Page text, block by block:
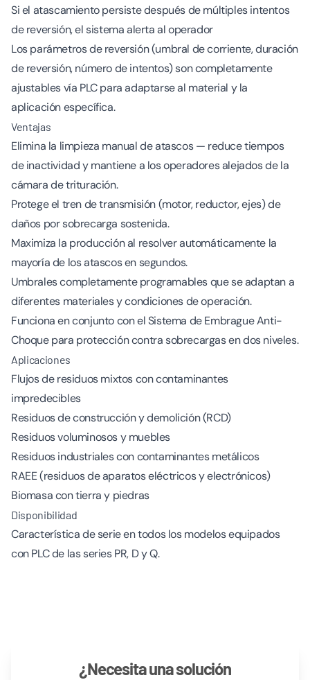
Si el atascamiento persiste después de múltiples intentos
de reversión, el sistema alerta al operador
Los parámetros de reversión (umbral de corriente, duración
de reversión, número de intentos) son completamente
ajustables vía PLC para adaptarse al material y la
aplicación específica.
Ventajas
Elimina la limpieza manual de atascos — reduce tiempos
de inactividad y mantiene a los operadores alejados de la
cámara de trituración.
Protege el tren de transmisión (motor, reductor, ejes) de
daños por sobrecarga sostenida.
Maximiza la producción al resolver automáticamente la
mayoría de los atascos en segundos.
Umbrales completamente programables que se adaptan a
diferentes materiales y condiciones de operación.
Funciona en conjunto con elSistema de Embrague Anti-
Choquepara protección contra sobrecargas en dos niveles.
Aplicaciones
Flujos de residuos mixtos con contaminantes
impredecibles
Residuos de construcción y demolición (RCD)
Residuos voluminosos y muebles
Residuos industriales con contaminantes metálicos
RAEE (residuos de aparatos eléctricos y electrónicos)
Biomasa con tierra y piedras
Disponibilidad
Característica de serie en todos los modelos equipados
con PLC de las series PR, D y Q.
¿Necesita una solución